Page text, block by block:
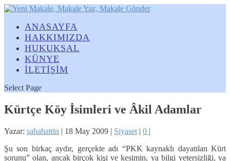
ANASAYFA
HAKKIMIZDA
HUKUKSAL
KÜNYE
İLETİŞİM
Select Page
Kürtçe Köy İsimleri ve Âkil Adamlar
Yazar: sabahattin | 18 May 2009 | Siyaset | 0 |
Şu son birkaç aydır, gerçekte adı “PKK kaynaklı dayatılan Kürt
sorunu” olan, ancak birçok kişi ve kesimin, ya bilgi yetersizliği, ya